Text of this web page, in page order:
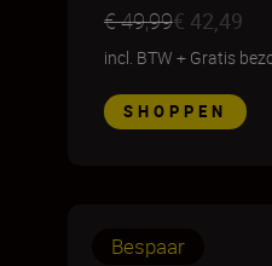
€ 49,99€ 42,49
incl. BTW + Gratis
SHOPPEN
Bespaar